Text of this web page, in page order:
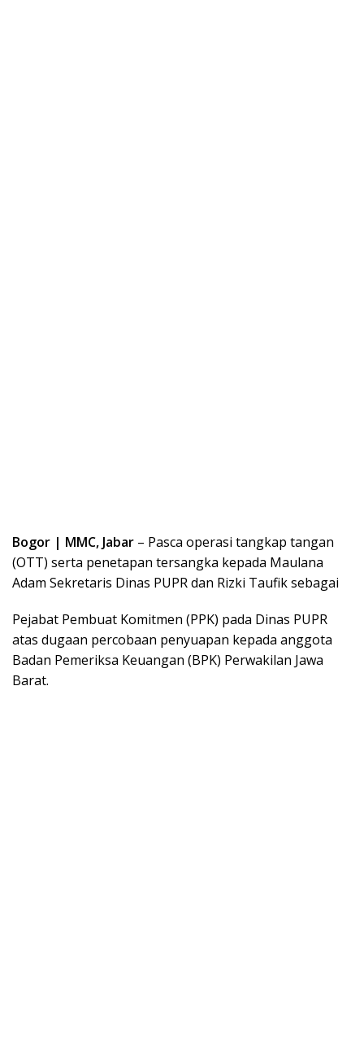
Bogor | MMC, Jabar – Pasca operasi tangkap tangan
(OTT) serta penetapan tersangka kepada Maulana
Adam Sekretaris Dinas PUPR dan Rizki Taufik sebagai
Pejabat Pembuat Komitmen (PPK) pada Dinas PUPR
atas dugaan percobaan penyuapan kepada anggota
Badan Pemeriksa Keuangan (BPK) Perwakilan Jawa
Barat.